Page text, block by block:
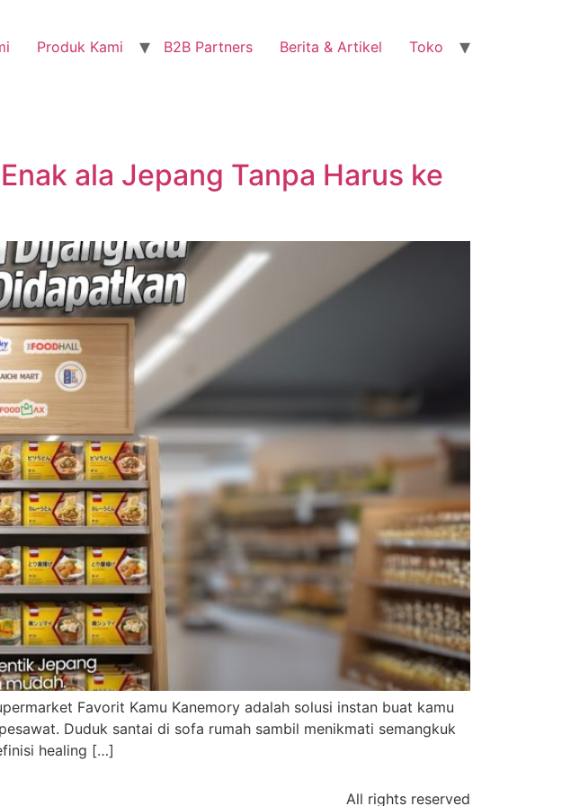
Produk Kami B2B Partners Berita & Artikel Toko
ala Jepang Tanpa Harus ke
Favorit Kamu Kanemory adalah solusi instan buat kamu
Duduk santai di sofa rumah sambil menikmati semangkuk
healing […]
All rights reserved